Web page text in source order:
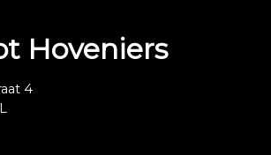
Hoveniers
4